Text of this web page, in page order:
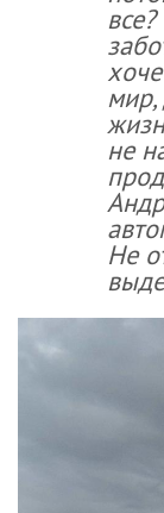
мир,
не
Не